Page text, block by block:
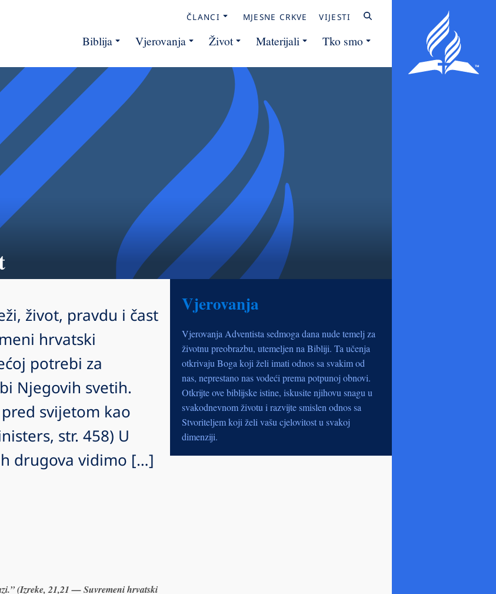
ČLANCI MJESNE CRKVE VIJESTI
Biblija Vjerovanja Život Materijali Tko smo
život, pravdu i čast
hrvatski
potrebi za
Njegovih svetih.
svijetom kao
str. 458) U
drugova vidimo […]
(Izreke, 21,21 — Suvremeni hrvatski
Vjerovanja
Vjerovanja Adventista sedmoga dana nude temelj za
životnu preobrazbu, utemeljen na Bibliji. Ta učenja
otkrivaju Boga koji želi imati odnos sa svakim od
nas, neprestano nas vodeći prema potpunoj obnovi.
Otkrijte ove biblijske istine, iskusite njihovu snagu u
svakodnevnom životu i razvijte smislen odnos sa
Stvoriteljem koji želi vašu cjelovitost u svakoj
dimenziji.